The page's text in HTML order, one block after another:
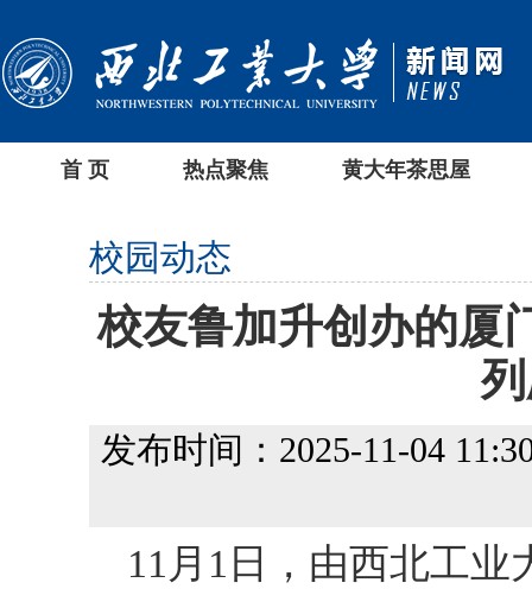
首 页 热点聚焦 黄大年茶思屋
校园动态
校友鲁加升创办的厦
发布时间：2025-11-04
11月1日，由西北工业